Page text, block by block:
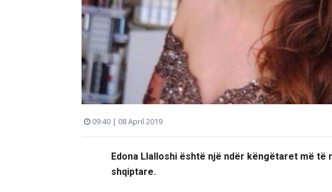
09:40 | 08 April 2019
Edona Llalloshi është një ndër këngëtaret më të
shqiptare.